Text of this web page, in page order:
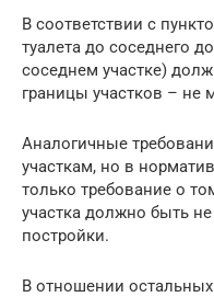
В соответствии с
туалета до соседнего
соседнем участке)
границы участков – не
Аналогичные
участкам, но в
только требование о
участка должно быть
постройки.
В отношении